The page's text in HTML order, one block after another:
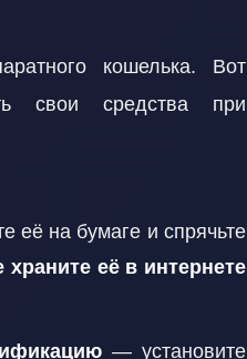
кошелька. Вот
свои средства при
её на бумаге и спрячьте
храните её в интернете
— установите